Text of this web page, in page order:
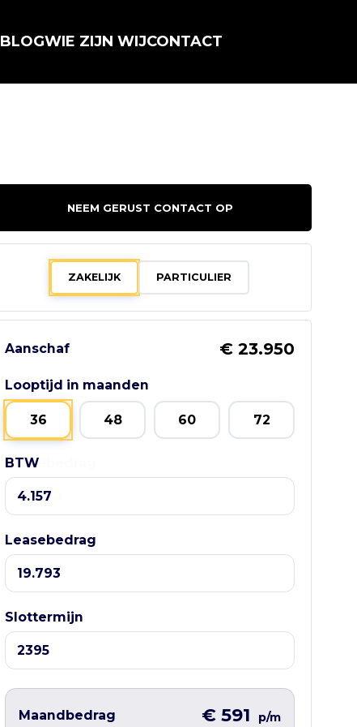
BLOGWIE ZIJN WIJCONTACT
NEEM GERUST CONTACT OP
ZAKELIJK PARTICULIER
Aanschaf € 23.950
Looptijd in maanden
36 48 60 72
BTW
Leasebedrag
Leasebedrag
Slottermijn
Maandbedrag € 591 p/m